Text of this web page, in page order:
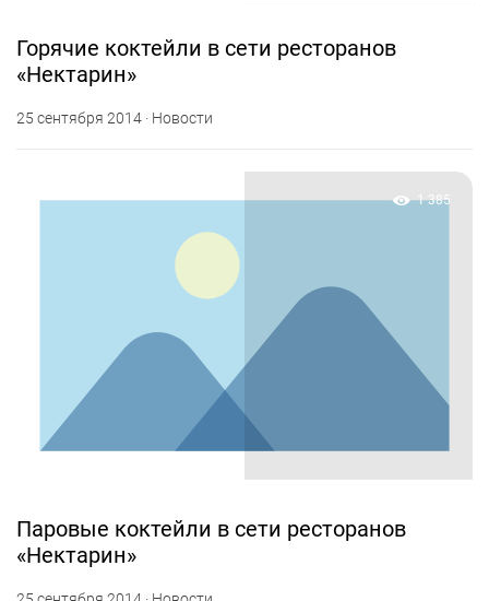
Горячие коктейли в сети ресторанов
«Нектарин»
25 сентября 2014 · Новости
1 385
Паровые коктейли в сети ресторанов
«Нектарин»